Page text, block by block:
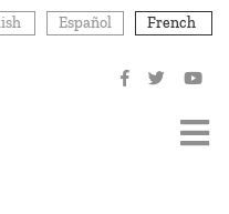
Español French